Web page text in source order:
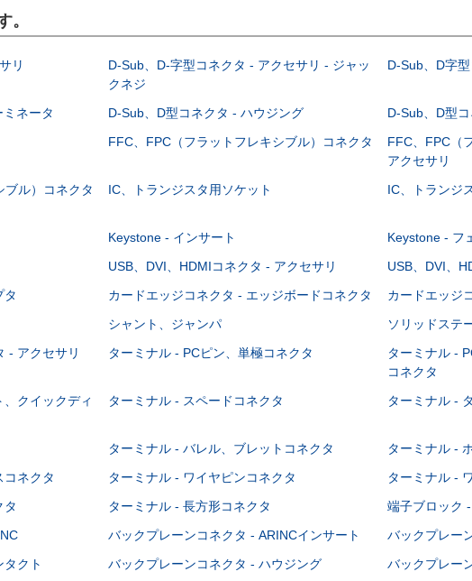
。
リ
D-Sub、D-字型コネクタ - アクセサリ - ジャッ
クネジ
D-Sub、D字
ネータ D-Sub、D型コネクタ - ハウジング
D-Sub、D型
FFC、FPC（フラットフレキシブル）コネクタ
FFC、FPC（
アクセサリ
ブル）コネクタ
IC、トランジスタ用ソケット IC、トランジ
Keystone - インサート
Keystone - フ
USB、DVI、HDMIコネクタ - アクセサリ
USB、DVI、
タ カードエッジコネクタ - エッジボードコネクタ
カードエッジ
シャント、ジャンパ
ソリッドステ
- アクセサリ ターミナル - PCピン、単極コネクタ
ターミナル -
コネクタ
クイックディ
ターミナル - スペードコネクタ ターミナル -
ターミナル - バレル、ブレットコネクタ
ターミナル -
コネクタ ターミナル - ワイヤピンコネクタ
ターミナル -
タ ターミナル - 長方形コネクタ
端子ブロック
バックプレーンコネクタ - ARINCインサート
バックプレー
クト バックプレーンコネクタ - ハウジング
バックプレー